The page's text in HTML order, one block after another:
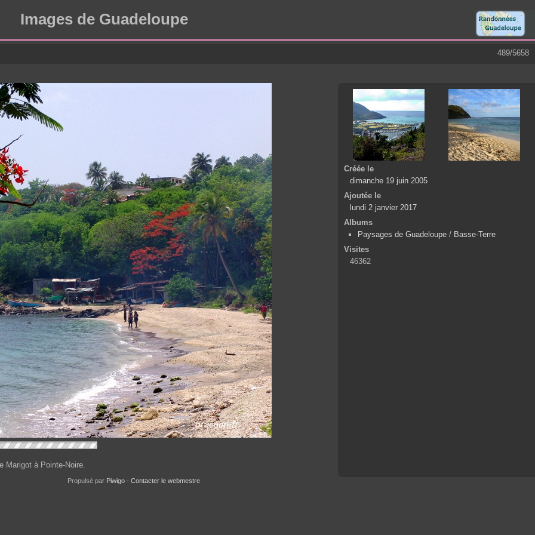
Images de Guadeloupe
489/5658
Marigot à Pointe-Noire.
Créée le
dimanche 19 juin 2005
Ajoutée le
lundi 2 janvier 2017
Albums
Paysages de Guadeloupe / Basse-Terre
Visites
46362
Propulsé par Piwigo - Contacter le webmestre